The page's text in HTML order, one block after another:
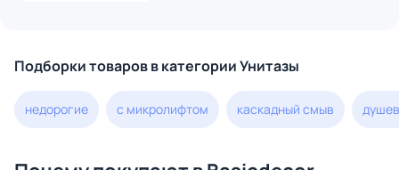
Подборки товаров в категории Унитазы
недорогие с микролифтом каскадный смыв